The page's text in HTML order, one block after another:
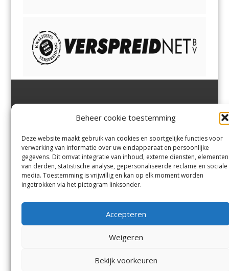
Beheer cookie toestemming
Deze website maakt gebruik van cookies en soortgelijke functies voor
verwerking van informatie over uw eindapparaat en persoonlijke
gegevens. Dit omvat integratie van inhoud, externe diensten, elementen
van derden, statistische analyse, gepersonaliseerde reclame en sociale
media. Toestemming is vrijwillig en kan op elk moment worden
ingetrokken via het pictogram linksonder.
Accepteren
Weigeren
Bekijk voorkeuren
Margadantstraat 34
0255-533900
info@jutter.nlofinfo@hofgee
st.nl
Velserbroek,Velsen-Zuid,
Zuid,Driehuisen
Spaarnwoude.
Contact
Andere uitgaven
Voorwaarden
© Kennemerland Pers B.V.